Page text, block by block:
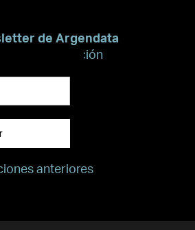
de Argendata
información
anteriores